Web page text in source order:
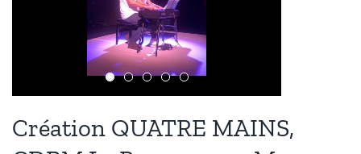
Création QUATRE MAINS,